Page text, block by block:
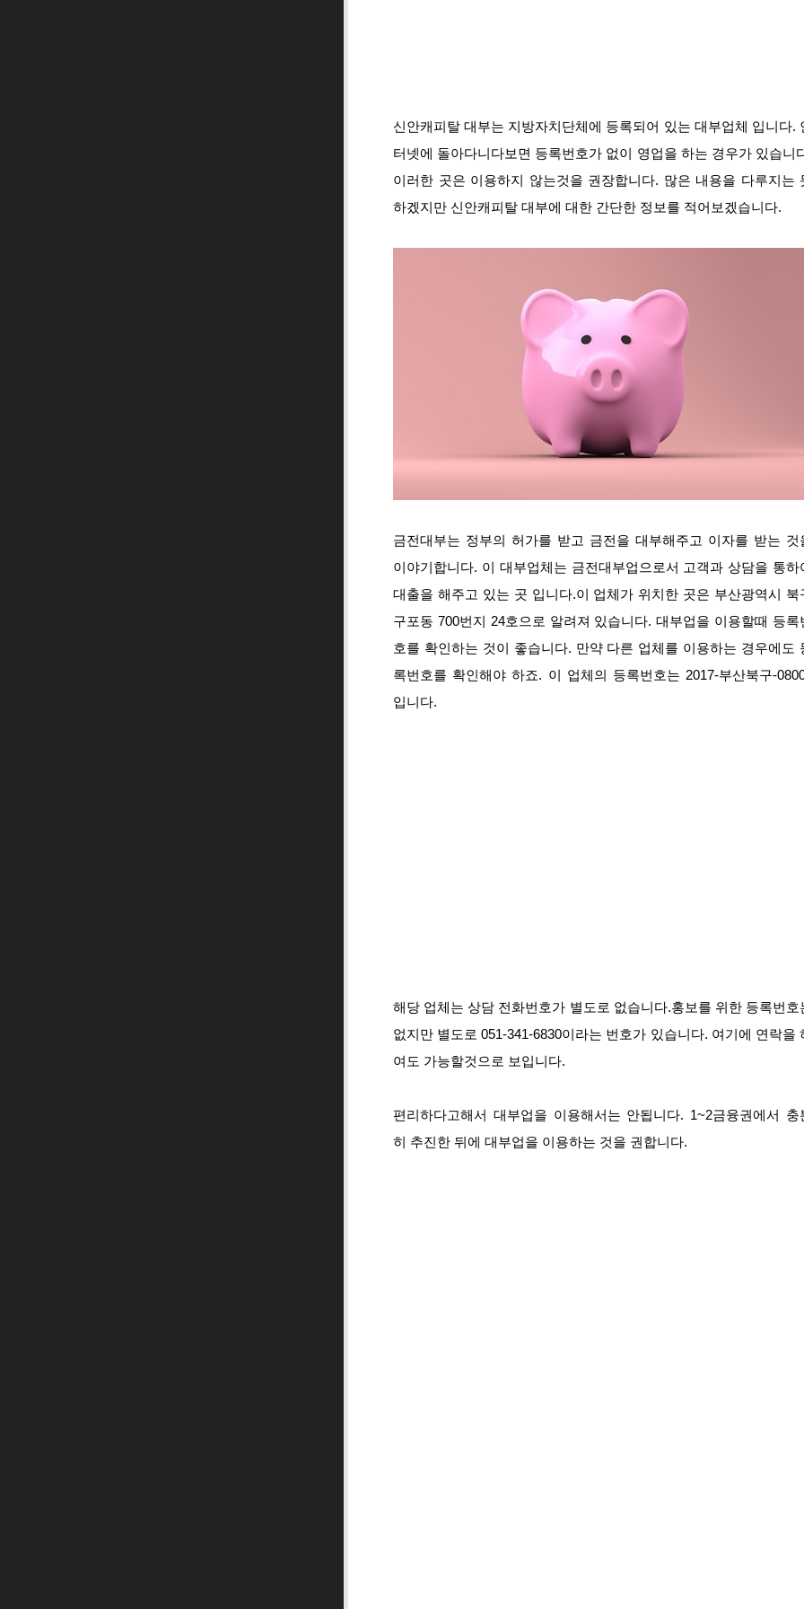
신안캐피탈 대부는 지방자치단체에 등록되어 있는 대부업체 입니다.
터넷에 돌아다니다보면 등록번호가 없이 영업을 하는 경우가 있습니
이러한 곳은 이용하지 않는것을 권장합니다. 많은 내용을 다루지는
하겠지만 신안캐피탈 대부에 대한 간단한 정보를 적어보겠습니다.
금전대부는 정부의 허가를 받고 금전을 대부해주고 이자를 받는 것
이야기합니다. 이 대부업체는 금전대부업으로서 고객과 상담을 통하
대출을 해주고 있는 곳 입니다.이 업체가 위치한 곳은 부산광역시 북
구포동 700번지 24호으로 알려져 있습니다. 대부업을 이용할때 등록
호를 확인하는 것이 좋습니다. 만약 다른 업체를 이용하는 경우에도
록번호를 확인해야 하죠. 이 업체의 등록번호는 2017-부산북구-
입니다.
해당 업체는 상담 전화번호가 별도로 없습니다.홍보를 위한 등록번호
없지만 별도로 051-341-6830이라는 번호가 있습니다. 여기에 연락을
여도 가능할것으로 보입니다.
편리하다고해서 대부업을 이용해서는 안됩니다. 1~2금융권에서 충
히 추진한 뒤에 대부업을 이용하는 것을 권합니다.